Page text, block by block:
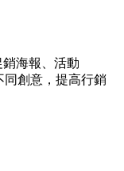
海報、活動
同創意，提高行銷